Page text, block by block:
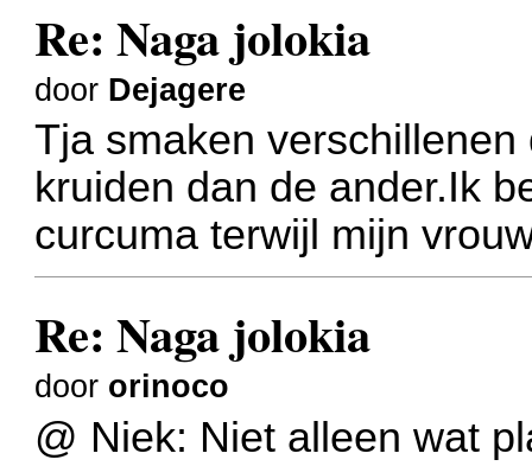
Re: Naga jolokia
door Dejagere
Tja smaken
kruiden dan de ander.Ik
curcuma terwijl mijn
Re: Naga jolokia
door orinoco
@ Niek: Niet alleen wat